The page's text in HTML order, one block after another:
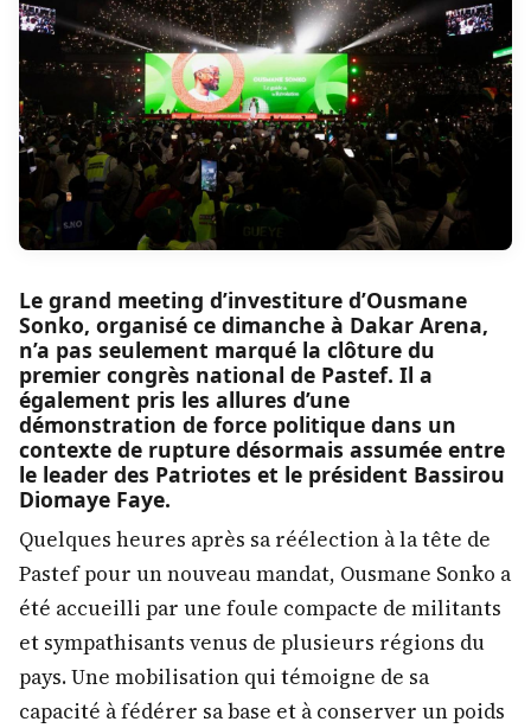
Le grand meeting d’investiture d’Ousmane
Sonko, organisé ce dimanche à Dakar Arena,
n’a pas seulement marqué la clôture du
premier congrès national de Pastef. Il a
également pris les allures d’une
démonstration de force politique dans un
contexte de rupture désormais assumée entre
le leader des Patriotes et le président Bassirou
Diomaye Faye.
Quelques heures après sa réélection à la tête de
Pastef pour un nouveau mandat, Ousmane Sonko a
été accueilli par une foule compacte de militants
et sympathisants venus de plusieurs régions du
pays. Une mobilisation qui témoigne de sa
capacité à fédérer sa base et à conserver un poids